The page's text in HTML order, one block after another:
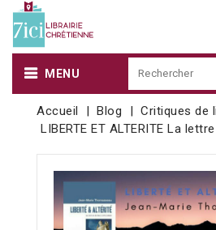
MENU
Accueil Blog
Critiques de
LIBERTE ET ALTERITE La